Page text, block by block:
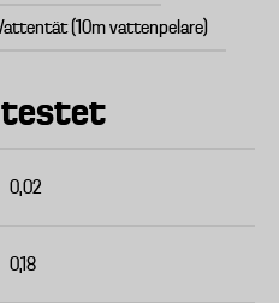
(10m vattenpelare)
testet
0,02
0,18